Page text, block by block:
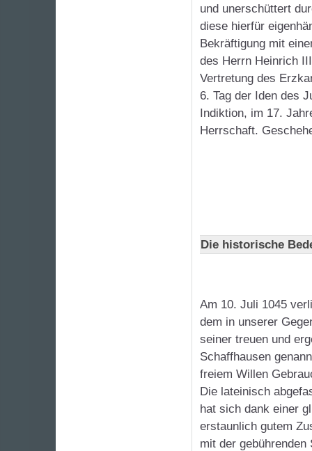
und unerschüttert
diese hierfür
Bekräftigung mit
des Herrn Heinrich
Vertretung des
6. Tag der Iden des
Indiktion, im 17.
Herrschaft.
Die historische
Am 10. Juli 1045
dem in unserer
seiner treuen und
Schaffhausen
freiem Willen
Die lateinisch
hat sich dank einer
erstaunlich gutem
mit der